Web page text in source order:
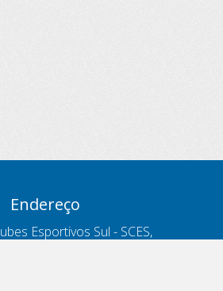
Endereço
Esportivos Sul - SCES,